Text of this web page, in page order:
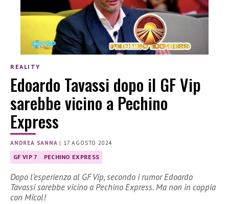
REALITY
Edoardo Tavassi dopo il GF Vip
sarebbe vicino a Pechino
Express
ANDREA SANNA | 17 AGOSTO 2024
GF VIP 7 PECHINO EXPRESS
Dopo l’esperienza al GF Vip, secondo i rumor Edoardo
Tavassi sarebbe vicino a Pechino Express. Ma non in coppia
con Micol!